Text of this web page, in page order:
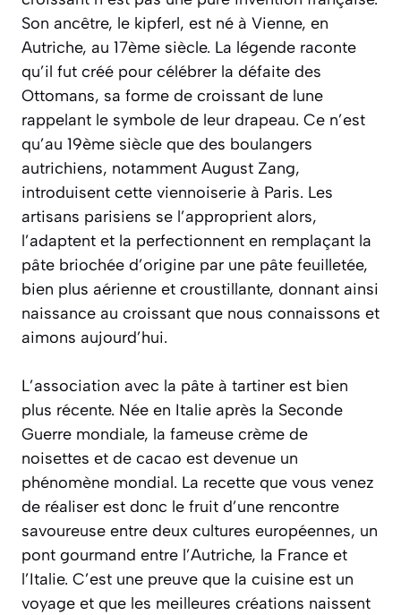
Son ancêtre, le kipferl, est né à Vienne, en
Autriche, au 17ème siècle. La légende raconte
qu’il fut créé pour célébrer la défaite des
Ottomans, sa forme de croissant de lune
rappelant le symbole de leur drapeau. Ce n’est
qu’au 19ème siècle que des boulangers
autrichiens, notamment August Zang,
introduisent cette viennoiserie à Paris. Les
artisans parisiens se l’approprient alors,
l’adaptent et la perfectionnent en remplaçant la
pâte briochée d’origine par une pâte feuilletée,
bien plus aérienne et croustillante, donnant ainsi
naissance au croissant que nous connaissons et
aimons aujourd’hui.
L’association avec la pâte à tartiner est bien
plus récente. Née en Italie après la Seconde
Guerre mondiale, la fameuse crème de
noisettes et de cacao est devenue un
phénomène mondial. La recette que vous venez
de réaliser est donc le fruit d’une rencontre
savoureuse entre deux cultures européennes, un
pont gourmand entre l’Autriche, la France et
l’Italie. C’est une preuve que la cuisine est un
voyage et que les meilleures créations naissent